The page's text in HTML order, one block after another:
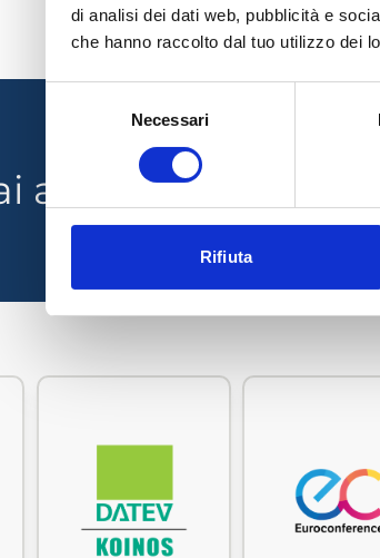
di analisi dei dati web, pubblicità e
che hanno raccolto dal tuo utilizzo dei
Necessari
Rifiuta
ancora parte di